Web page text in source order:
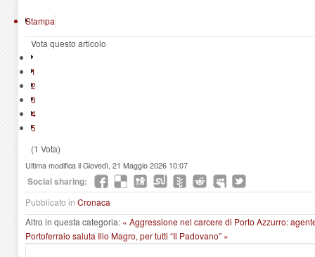
Stampa
Vota questo articolo
1
2
3
4
5
(1 Vota)
Ultima modifica il Giovedì, 21 Maggio 2026 10:07
Social sharing:
Pubblicato in Cronaca
Altro in questa categoria: « Aggressione nel carcere di Porto Azzurro:
Portoferraio saluta Ilio Magro, per tutti “Il Padovano” »